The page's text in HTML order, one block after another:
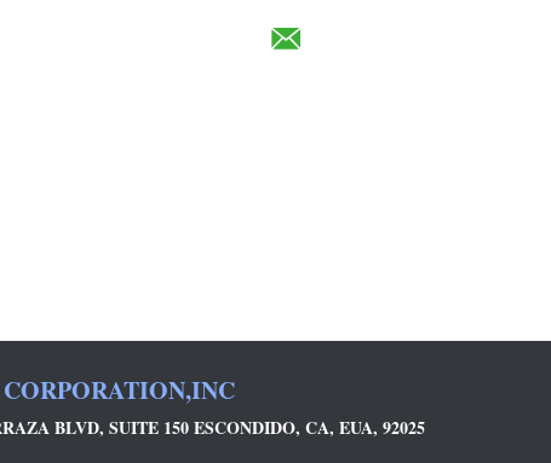
BLVD, SUITE 150 ESCONDIDO, CA, EUA, 92025